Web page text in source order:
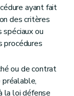
ayant fait
des critères
ou
procédures
ou de contrat
préalable,
la loi défense